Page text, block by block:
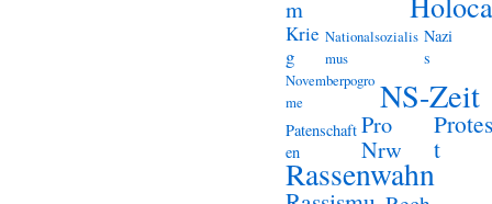
m
Krie
g
Nationalsozialis
mus
Nazi
s
Novemberpogro
me
NS-Zeit
Patenschaft
en
Pro
Nrw
Protes
t
Rassenwahn